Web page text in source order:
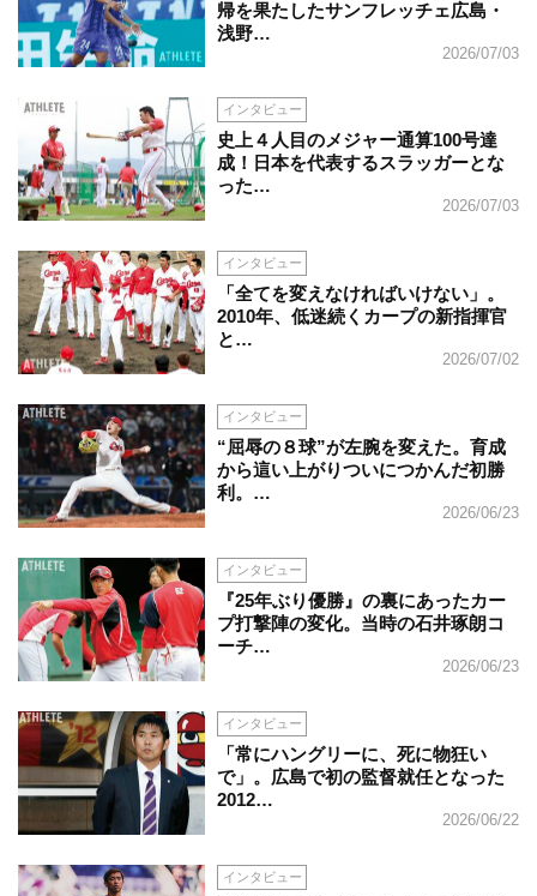
帰を果たしたサンフレッチェ広島・
浅野…
2026/07/03
インタビュー
史上４人目のメジャー通算100号達
成！日本を代表するスラッガーとな
った…
2026/07/03
インタビュー
「全てを変えなければいけない」。
2010年、低迷続くカープの新指揮官
と…
2026/07/02
インタビュー
“屈辱の８球”が左腕を変えた。育成
から這い上がりついにつかんだ初勝
利。…
2026/06/23
インタビュー
『25年ぶり優勝』の裏にあったカー
プ打撃陣の変化。当時の石井琢朗コ
ーチ…
2026/06/23
インタビュー
「常にハングリーに、死に物狂い
で」。広島で初の監督就任となった
2012…
2026/06/22
インタビュー